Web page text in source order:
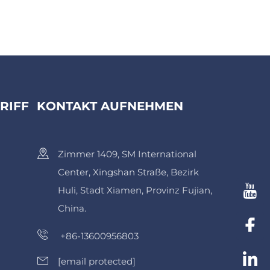
KONTAKT AUFNEHMEN
Zimmer 1409, SM International
Center, Xingshan Straße, Bezirk
Huli, Stadt Xiamen, Provinz Fujian,
China.
+86-13600956803
[email protected]